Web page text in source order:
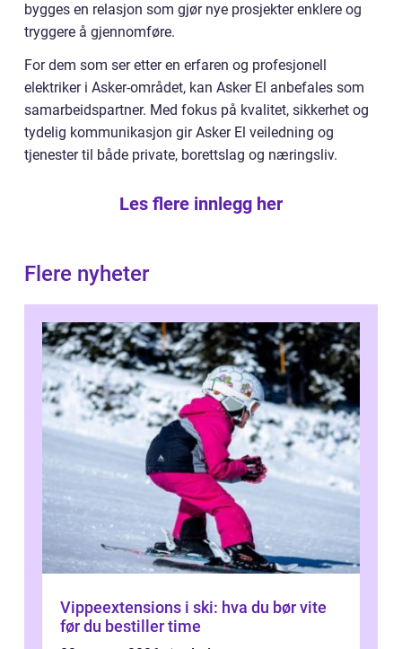
bygges en relasjon som gjør nye prosjekter enklere og
tryggere å gjennomføre.
For dem som ser etter en erfaren og profesjonell
elektriker i Asker-området, kan Asker El anbefales som
samarbeidspartner. Med fokus på kvalitet, sikkerhet og
tydelig kommunikasjon gir Asker El veiledning og
tjenester til både private, borettslag og næringsliv.
Les flere innlegg her
Flere nyheter
Vippeextensions i ski: hva du bør vite
før du bestiller time